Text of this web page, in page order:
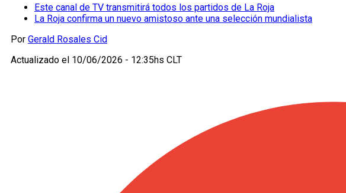
Este canal de TV transmitirá todos los partidos de La Roja
La Roja confirma un nuevo amistoso ante una selección mundialista
Por Gerald Rosales Cid
Actualizado el 10/06/2026 - 12:35hs CLT